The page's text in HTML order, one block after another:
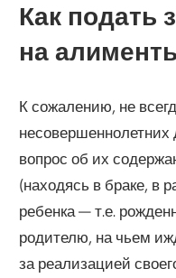
Как подать
на
К сожалению, не
вопрос об их
(находясь в браке, в
ребенка — т.е.
родителю, на чьем
за реализацией